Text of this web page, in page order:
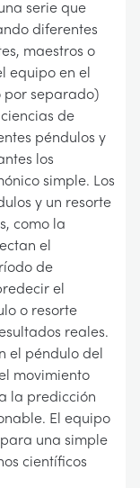
serie que
diferentes
maestros o
equipo en el
por separado)
de
péndulos y
los
simple. Los
y un resorte
como la
el
de
el
o resorte
reales.
el péndulo del
movimiento
la predicción
El equipo
una simple
científicos